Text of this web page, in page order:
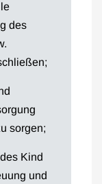
des
sorgen;
Kind
und